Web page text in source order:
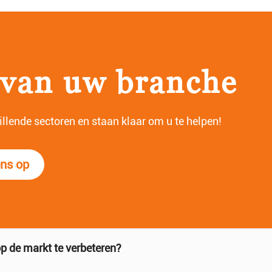
uw branche
sectoren en staan ​​klaar om u te helpen!
op